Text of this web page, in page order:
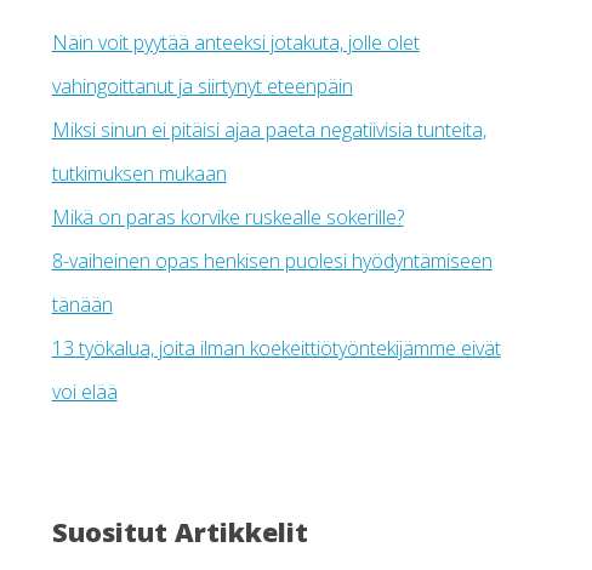
Näin voit pyytää anteeksi jotakuta, jolle olet
vahingoittanut ja siirtynyt eteenpäin
Miksi sinun ei pitäisi ajaa paeta negatiivisia tunteita,
tutkimuksen mukaan
Mikä on paras korvike ruskealle sokerille?
8-vaiheinen opas henkisen puolesi hyödyntämiseen
tänään
13 työkalua, joita ilman koekeittiötyöntekijämme eivät
voi elää
Suositut Artikkelit